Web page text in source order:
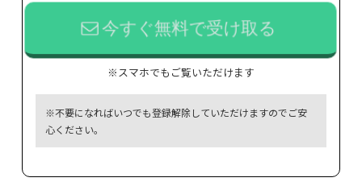
今すぐ無料で受け取る
※スマホでもご覧いただけます
※不要になればいつでも登録解除していただけますのでご安
心ください。